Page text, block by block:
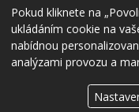
© 2020 —Borůvková
Webové aplikace na míru
Pokud kliknete na
ukládáním cookie na
nabídnou
analýzami provozu a